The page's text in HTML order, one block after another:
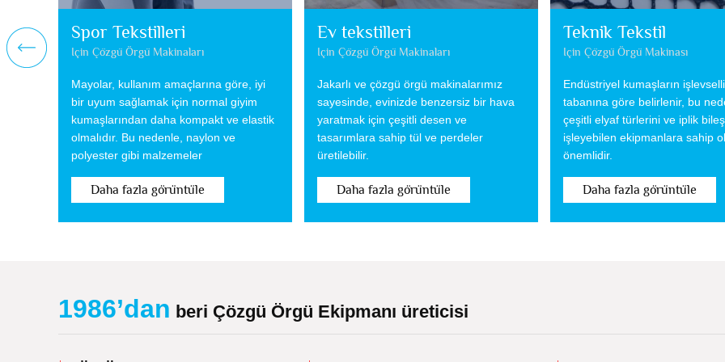
Spor Tekstilleri
Için Çözgü Örgü Makinaları
Mayolar, kullanım amaçlarına göre, iyi
bir uyum sağlamak için normal giyim
kumaşlarından daha kompakt ve elastik
olmalıdır. Bu nedenle, naylon ve
polyester gibi malzemeler
Daha fazla görüntüle
Ev tekstilleri
Için Çözgü Örgü Makinaları
Jakarlı ve çözgü örgü makinalarımız
sayesinde, evinizde benzersiz bir hava
yaratmak için çeşitli desen ve
tasarımlara sahip tül ve perdeler
üretilebilir.
Daha fazla görüntüle
Teknik Tekstil
Için Çözgü Örgü Makinası
Endüstriyel kumaşların
tabanına göre belirlenir, bu
çeşitli elyaf türlerini ve iplik
işleyebilen ekipmanlara sahip
önemlidir.
Daha fazla görüntüle
1986’dan beri Çözgü Örgü Ekipmanı üreticisi